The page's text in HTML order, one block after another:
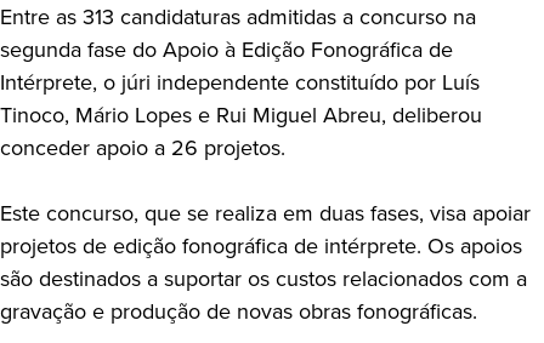
Entre as 313 candidaturas admitidas a concurso na
segunda fase do Apoio à Edição Fonográfica de
Intérprete, o júri independente constituído por Luís
Tinoco, Mário Lopes e Rui Miguel Abreu, deliberou
conceder apoio a 26 projetos.
Este concurso, que se realiza em duas fases, visa apoiar
projetos de edição fonográfica de intérprete. Os apoios
são destinados a suportar os custos relacionados com a
gravação e produção de novas obras fonográficas.